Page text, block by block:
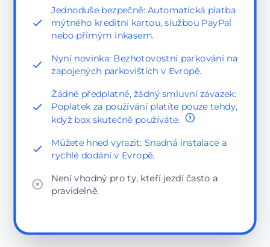
Jednoduše bezpečně: Automatická platba
mýtného kreditní kartou, službou PayPal
nebo přímým inkasem.
Nyní novinka: Bezhotovostní parkování na
zapojených parkovištích v Evropě.
Žádné předplatné, žádný smluvní závazek:
Poplatek za používání platíte pouze tehdy,
když box skutečně používáte.
Můžete hned vyrazit: Snadná instalace a
rychlé dodání v Evropě.
Není vhodný pro ty, kteří jezdí často a
pravidelně.